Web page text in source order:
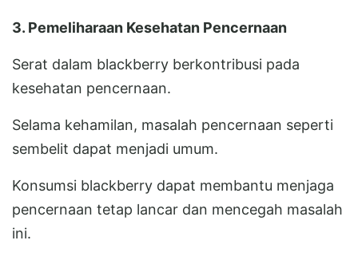
3. Pemeliharaan Kesehatan Pencernaan
Serat dalam blackberry berkontribusi pada
kesehatan pencernaan.
Selama kehamilan, masalah pencernaan seperti
sembelit dapat menjadi umum.
Konsumsi blackberry dapat membantu menjaga
pencernaan tetap lancar dan mencegah masalah
ini.